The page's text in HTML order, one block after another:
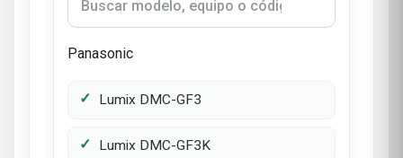
Panasonic
Lumix DMC-GF3
Lumix DMC-GF3K